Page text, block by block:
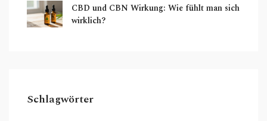
CBD und CBN Wirkung: Wie fühlt man sich
wirklich?
Schlagwörter